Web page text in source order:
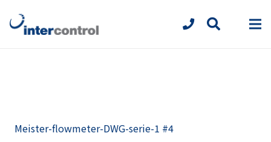
Meister-flowmeter-DWG-serie-1 #4